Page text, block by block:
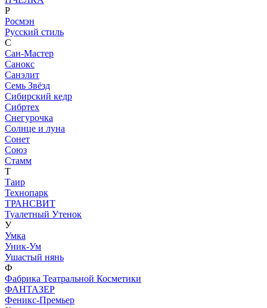
Р
Росмэн
Русский стиль
С
Сан-Мастер
Санокс
Санэлит
Семь Звёзд
Сибирский кедр
Сибртех
Снегурочка
Солнце и луна
Сонет
Союз
Стамм
Т
Таир
Технопарк
ТРАНСВИТ
Туалетный Утенок
У
Умка
Уник-Ум
Ушастый нянь
Ф
Фабрика Театральной Косметики
ФАНТАЗЕР
Феникс-Премьер